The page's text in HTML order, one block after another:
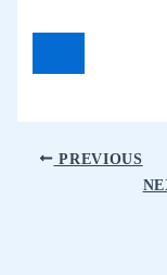
PREVIOUS